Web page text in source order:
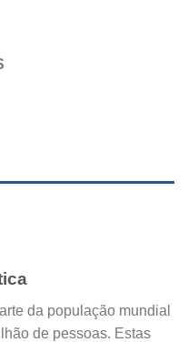
da população mundial
de pessoas. Estas